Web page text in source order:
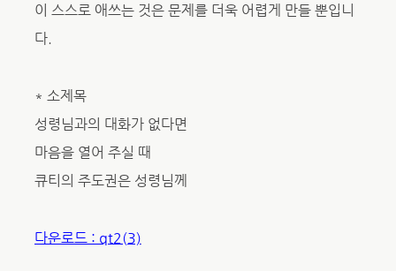
이 스스로 애쓰는 것은 문제를 더욱 어렵게 만들 뿐입니
다.
* 소제목
성령님과의 대화가 없다면
마음을 열어 주실 때
큐티의 주도권은 성령님께
다운로드 : qt2(3)